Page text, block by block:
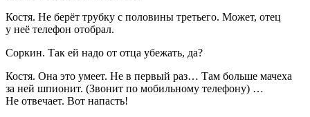
Костя. Не берёт трубку с половины третьего. Может, отец
у неё телефон отобрал.
Соркин. Так ей надо от отца убежать, да?
Костя. Она это умеет. Не в первый раз… Там больше мачеха
за ней шпионит. (Звонит по мобильному телефону) …
Не отвечает. Вот напасть!